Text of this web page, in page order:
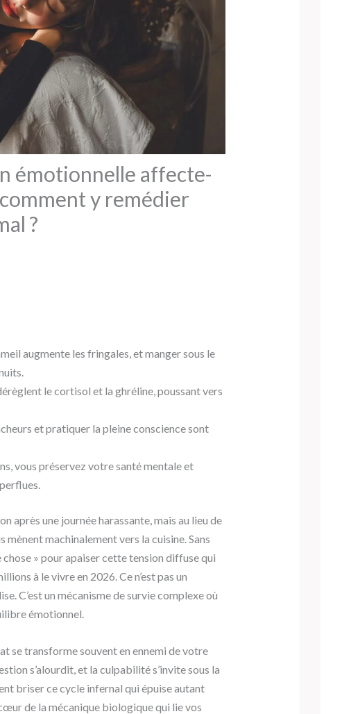
émotionnelle affecte-
y remédier
?
augmente les fringales, et manger sous le
le cortisol et la ghréline, poussant vers
et pratiquer la pleine conscience sont
vous préservez votre santé mentale et
après une journée harassante, mais au lieu de
machinalement vers la cuisine. Sans
» pour apaiser cette tension diffuse qui
à le vivre en 2026. Ce n’est pas un
C’est un mécanisme de survie complexe où
émotionnel.
se transforme souvent en ennemi de votre
s’alourdit, et la culpabilité s’invite sous la
briser ce cycle infernal qui épuise autant
de la mécanique biologique qui lie vos